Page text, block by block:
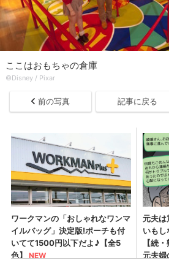
ここはおもちゃの倉庫
©Disney / Pixar
前の写真 記事に戻る